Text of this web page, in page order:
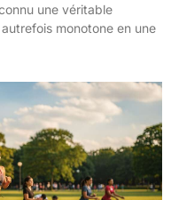
une véritable
monotone en une